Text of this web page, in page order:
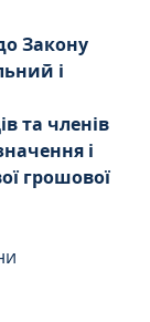
Закону
і
та членів
і
грошової